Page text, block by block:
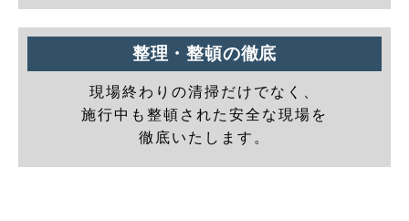
整理・整頓の徹底
現場終わりの清掃だけでなく、
施行中も整頓された安全な現場を
徹底いたします。